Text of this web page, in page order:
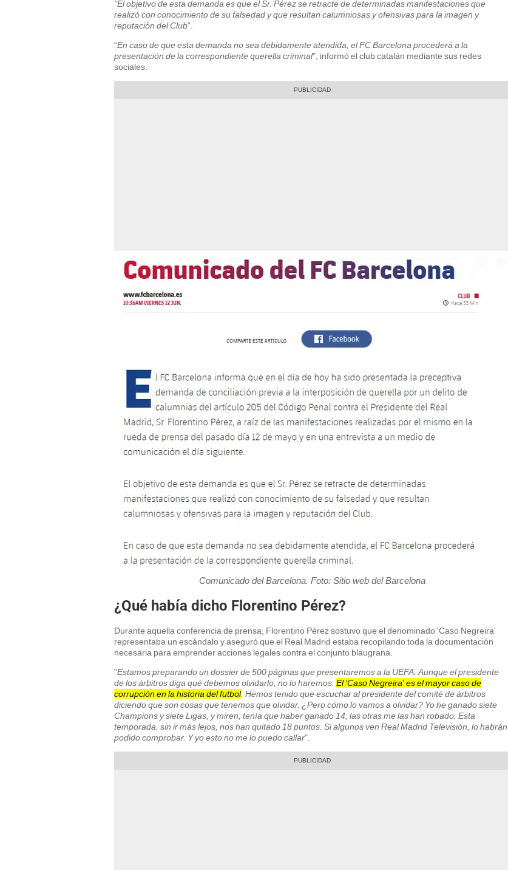
“El objetivo de esta demanda es que el Sr. Pérez se retracte de determinadas manifestaciones que
realizó con conocimiento de su falsedad y que resultan calumniosas y ofensivas para la imagen y
reputación del Club”.
“En caso de que esta demanda no sea debidamente atendida, el FC Barcelona procederá a la
presentación de la correspondiente querella criminal”, informó el club catalán mediante sus redes
sociales.
Comunicado del Barcelona. Foto: Sitio web del Barcelona
¿Qué había dicho Florentino Pérez?
Durante aquella conferencia de prensa, Florentino Pérez sostuvo que el denominado 'Caso Negreira'
representaba un escándalo y aseguró que el Real Madrid estaba recopilando toda la documentación
necesaria para emprender acciones legales contra el conjunto blaugrana.
"Estamos preparando un dossier de 500 páginas que presentaremos a la UEFA. Aunque el presidente
de los árbitros diga qué debemos olvidarlo, no lo haremos. El 'Caso Negreira' es el mayor caso de
corrupción en la historia del futbol. Hemos tenido que escuchar al presidente del comité de árbitros
diciendo que son cosas que tenemos que olvidar. ¿Pero cómo lo vamos a olvidar? Yo he ganado siete
Champions y siete Ligas, y miren, tenía que haber ganado 14, las otras me las han robado. Esta
temporada, sin ir más lejos, nos han quitado 18 puntos. Si algunos ven Real Madrid Televisión, lo habrán
podido comprobar. Y yo esto no me lo puedo callar".